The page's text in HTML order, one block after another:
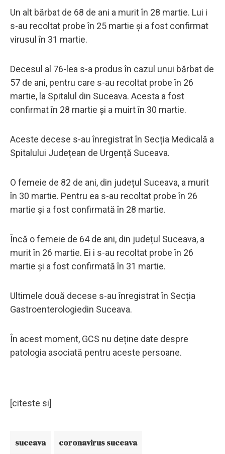
Un alt bărbat de 68 de ani a murit în 28 martie. Lui i
s-au recoltat probe în 25 martie și a fost confirmat
virusul în 31 martie.
Decesul al 76-lea s-a produs în cazul unui bărbat de
57 de ani, pentru care s-au recoltat probe în 26
martie, la Spitalul din Suceava. Acesta a fost
confirmat în 28 martie și a muirt în 30 martie.
Aceste decese s-au înregistrat în Secția Medicală a
Spitalului Județean de Urgență Suceava.
O femeie de 82 de ani, din județul Suceava, a murit
în 30 martie. Pentru ea s-au recoltat probe în 26
martie și a fost confirmată în 28 martie.
Încă o femeie de 64 de ani, din județul Suceava, a
murit în 26 martie. Ei i s-au recoltat probe în 26
martie și a fost confirmată în 31 martie.
Ultimele două decese s-au înregistrat în Secția
Gastroenterologiedin Suceava.
În acest moment, GCS nu deține date despre
patologia asociată pentru aceste persoane.
[citeste si]
suceava coronavirus suceava